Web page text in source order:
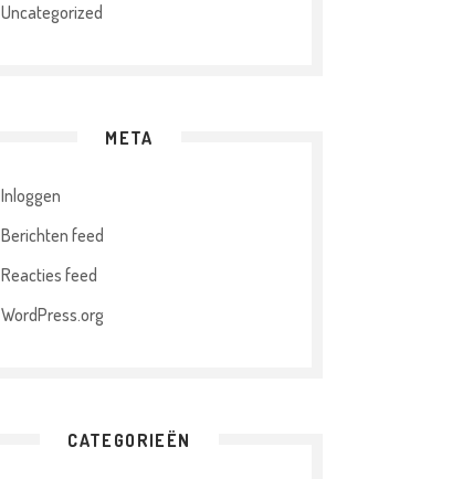
Uncategorized
META
Inloggen
Berichten feed
Reacties feed
WordPress.org
CATEGORIEËN